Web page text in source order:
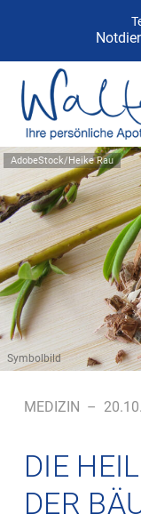
AdobeStock/Heike Rau
Symbolbild
MEDIZIN –
DIE
DER